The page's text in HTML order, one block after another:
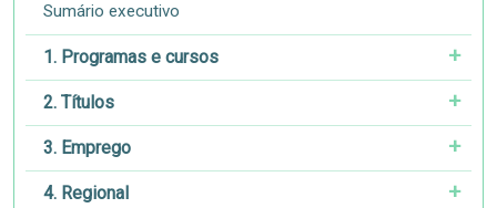
Sumário executivo
1. Programas e cursos
2. Títulos
3. Emprego
4. Regional